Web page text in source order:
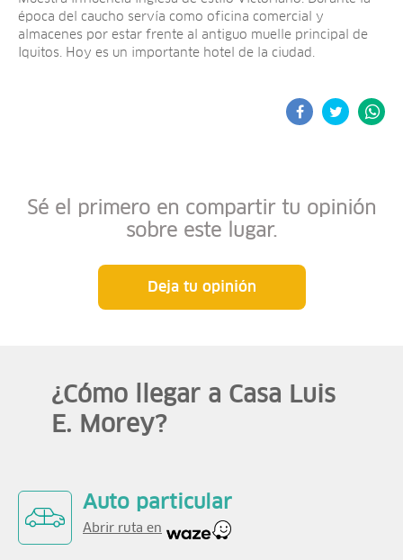
época del caucho servía como oficina comercial y
almacenes por estar frente al antiguo muelle principal de
Iquitos. Hoy es un importante hotel de la ciudad.
Sé el primero en compartir tu opinión
sobre este lugar.
Deja tu opinión
¿Cómo llegar a Casa Luis
E. Morey?
Auto particular
Abrir ruta en